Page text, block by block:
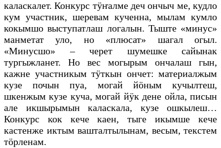
каласкалет. Конкурс тӱҥалме деч ончыч ме, кудло
кум участник, шеревам кученна, мылам кумло
кокымшо выступатлаш логалын. Тыште «минус»
манметат уло, но «плюсат» шагал огыл.
«Минусшо» – черет шумешке сайынак
тургыжланет. Но вес могырым ончалаш гын,
кажне участникым тӱткын ончет: материалжым
кузе почын пуа, могай йӧным кучылтеш,
шкенжым кузе куча, могай йӱк дене ойла, писын
але икшырымын каласкала, кузе ошкылеш…
Конкурс кок кече каен, тыге икымше кече
кастенже иктым вашталтылынам, весым, текстем
тӧрленам.